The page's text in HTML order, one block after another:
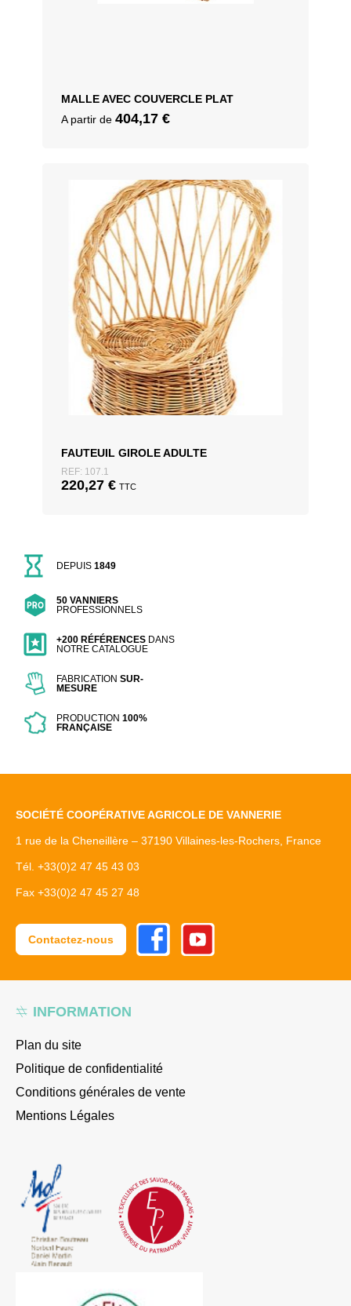
MALLE AVEC COUVERCLE PLAT
A partir de 404,17 €
FAUTEUIL GIROLE ADULTE
REF: 107.1
220,27 € TTC
DEPUIS1849
50 VANNIERS
PROFESSIONNELS
+200 RÉFÉRENCES DANS
NOTRE CATALOGUE
FABRICATIONSUR-
MESURE
PRODUCTION100%
FRANÇAISE
INFORMATION
Plan du site
Politique de confidentialité
Conditions générales de vente
Mentions Légales
SOCIÉTÉ COOPÉRATIVE AGRICOLE DE VANNERIE
1 rue de la Cheneillère – 37190 Villaines-les-Rochers, France
Tél. +33(0)2 47 45 43 03
Fax +33(0)2 47 45 27 48
Contactez-nous
FacebookYoutube